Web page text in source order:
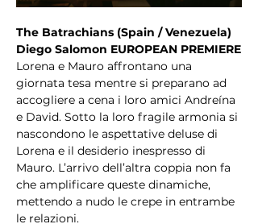
The Batrachians (Spain / Venezuela)
Diego Salomon EUROPEAN PREMIERE
Lorena e Mauro affrontano una
giornata tesa mentre si preparano ad
accogliere a cena i loro amici Andreína
e David. Sotto la loro fragile armonia si
nascondono le aspettative deluse di
Lorena e il desiderio inespresso di
Mauro. L’arrivo dell’altra coppia non fa
che amplificare queste dinamiche,
mettendo a nudo le crepe in entrambe
le relazioni.